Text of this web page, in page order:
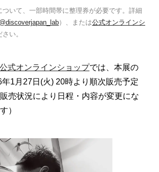
いて、一部時間帯に整理券が必要です。詳細
@discoverjapan_lab）、または公式オンラインシ
い。
式オンラインショップでは、本展の
1月27日(火) 20時より順次販売予定
売状況により日程・内容が変更にな
）